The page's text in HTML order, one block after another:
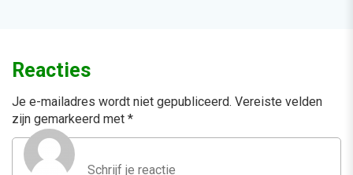
Reacties
Je e-mailadres wordt niet gepubliceerd. Vereiste velden
zijn gemarkeerd met *